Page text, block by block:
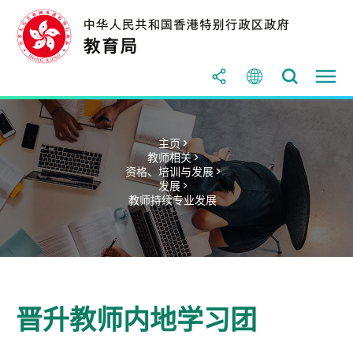
主页 >
教师相关 >
资格、培训与发展 >
发展 >
教师持续专业发展
晋升教师内地学习团